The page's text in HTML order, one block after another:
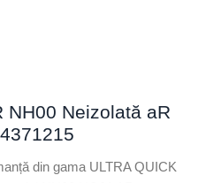
NH00 Neizolată aR
din gama ULTRA QUICK